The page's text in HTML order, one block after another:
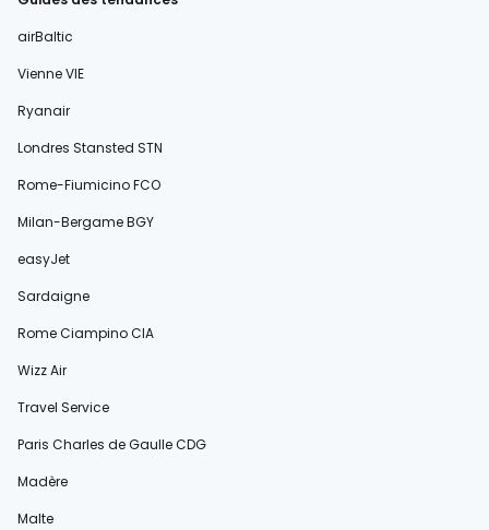
airBaltic
Vienne VIE
Ryanair
Londres Stansted STN
Rome-Fiumicino FCO
Milan-Bergame BGY
easyJet
Sardaigne
Rome Ciampino CIA
Wizz Air
Travel Service
Paris Charles de Gaulle CDG
Madère
Malte